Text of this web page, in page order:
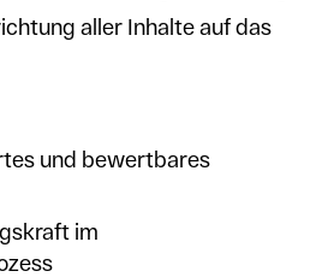
aller Inhalte auf das
und bewertbares
im